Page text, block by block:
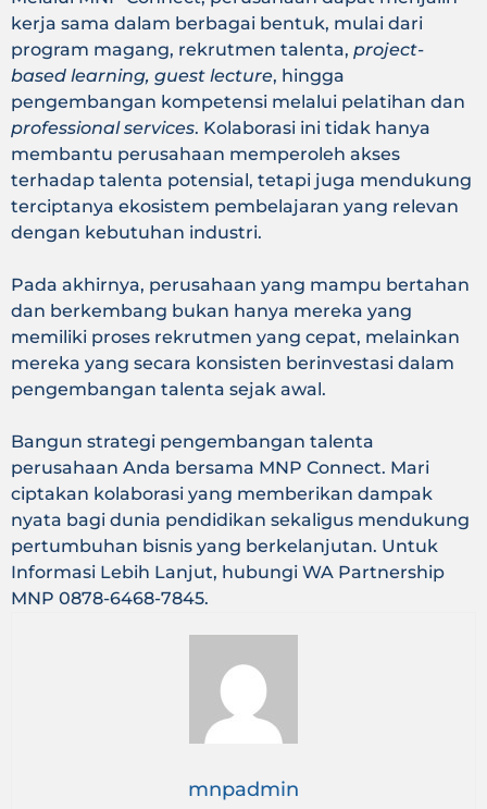
kerja sama dalam berbagai bentuk, mulai dari
program magang, rekrutmen talenta, project-
based learning, guest lecture, hingga
pengembangan kompetensi melalui pelatihan dan
professional services. Kolaborasi ini tidak hanya
membantu perusahaan memperoleh akses
terhadap talenta potensial, tetapi juga mendukung
terciptanya ekosistem pembelajaran yang relevan
dengan kebutuhan industri.
Pada akhirnya, perusahaan yang mampu bertahan
dan berkembang bukan hanya mereka yang
memiliki proses rekrutmen yang cepat, melainkan
mereka yang secara konsisten berinvestasi dalam
pengembangan talenta sejak awal.
Bangun strategi pengembangan talenta
perusahaan Anda bersama MNP Connect. Mari
ciptakan kolaborasi yang memberikan dampak
nyata bagi dunia pendidikan sekaligus mendukung
pertumbuhan bisnis yang berkelanjutan. Untuk
Informasi Lebih Lanjut, hubungi WA Partnership
MNP 0878-6468-7845.
mnpadmin